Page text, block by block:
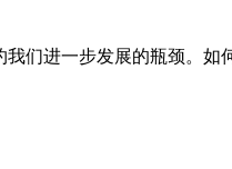
们进一步发展的瓶颈。如